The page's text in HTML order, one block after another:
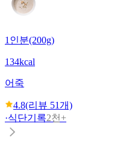
1인분(200g)
134kcal
어죽
4.8(리뷰 51개)
·식단기록2천+